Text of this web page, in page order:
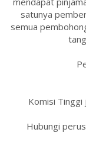
satunya
semua
Komisi Tinggi
Hubungi